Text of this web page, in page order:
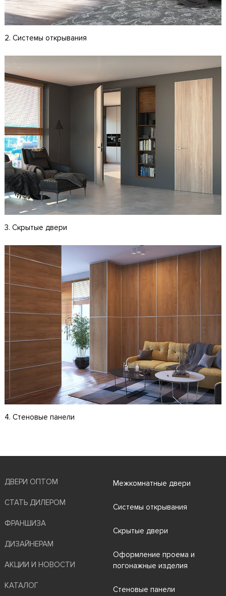
2. Системы открывания
3. Скрытые двери
4. Стеновые панели
ДВЕРИ ОПТОМ
СТАТЬ ДИЛЕРОМ
ФРАНШИЗА
ДИЗАЙНЕРАМ
АКЦИИ И НОВОСТИ
КАТАЛОГ
Межкомнатные двери
Системы открывания
Скрытые двери
Оформление проема и
погонажные изделия
Стеновые панели